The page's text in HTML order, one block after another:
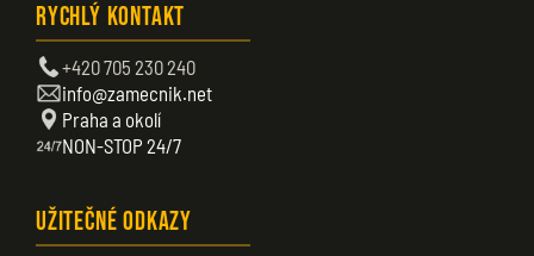
Rychlý kontakt
+420 705 230 240
info@zamecnik.net
Praha a okolí
NON-STOP 24/7
Užitečné odkazy